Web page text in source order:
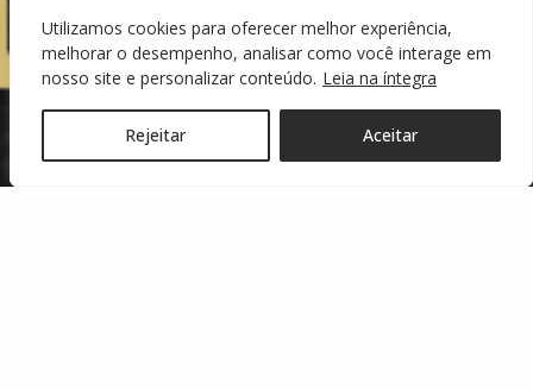
Utilizamos cookies para oferecer melhor experiência,
melhorar o desempenho, analisar como você interage em
nosso site e personalizar conteúdo. Leia na íntegra
Rejeitar Aceitar